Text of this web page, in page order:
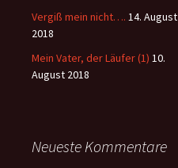
Vergiß mein nicht…. 14. August
2018
Mein Vater, der Läufer (1) 10.
August 2018
Neueste Kommentare